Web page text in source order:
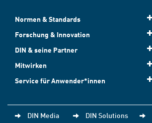
Normen & Standards
Forschung & Innovation
DIN & seine Partner
Mitwirken
Service für Anwender*innen
DIN Media DIN Solutions